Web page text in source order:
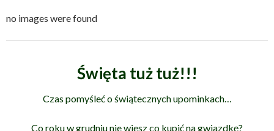
no images were found
Święta tuż tuż!!!
Czas pomyśleć o świątecznych upominkach…
Co roku w grudniu nie wiesz co kupić na gwiazdkę?